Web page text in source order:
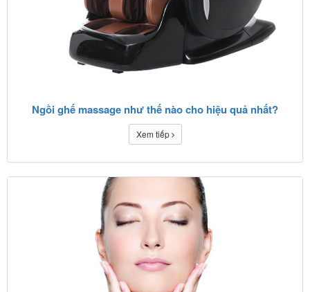
Ngồi ghế massage như thế nào cho hiệu quả nhất?
Xem tiếp